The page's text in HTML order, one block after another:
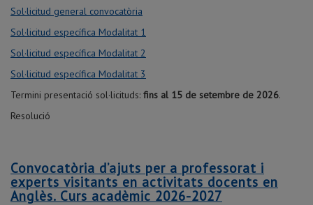
Sol·licitud general convocatòria
Sol·licitud específica Modalitat 1
Sol·licitud específica Modalitat 2
Sol·licitud específica Modalitat 3
Termini presentació sol·licituds: fins al 15 de setembre de 2026.
Resolució
Convocatòria d’ajuts per a professorat i
experts visitants en activitats docents en
Anglès. Curs acadèmic 2026-2027